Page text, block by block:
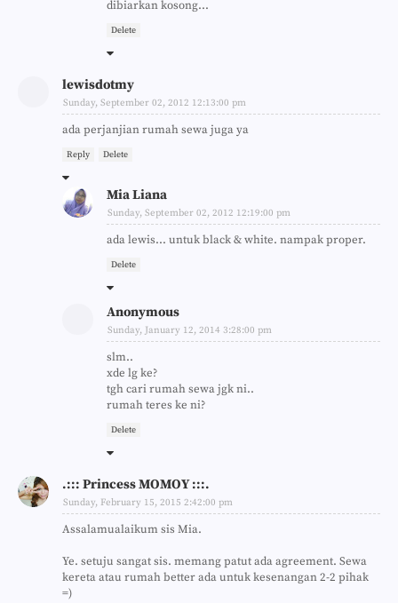
dibiarkan kosong...
Delete
lewisdotmy
Sunday, September 02, 2012 12:13:00 pm
ada perjanjian rumah sewa juga ya
Reply Delete
Mia Liana
Sunday, September 02, 2012 12:19:00 pm
ada lewis... untuk black & white. nampak proper.
Delete
Anonymous
Sunday, January 12, 2014 3:28:00 pm
slm..
xde lg ke?
tgh cari rumah sewa jgk ni..
rumah teres ke ni?
Delete
.::: Princess MOMOY :::.
Sunday, February 15, 2015 2:42:00 pm
Assalamualaikum sis Mia.
Ye. setuju sangat sis. memang patut ada agreement. Sewa
kereta atau rumah better ada untuk kesenangan 2-2 pihak
=)